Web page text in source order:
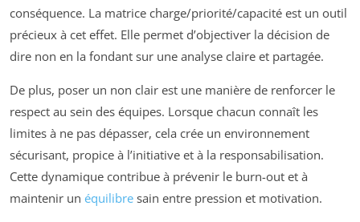
conséquence. La matrice charge/priorité/capacité est un outil
précieux à cet effet. Elle permet d’objectiver la décision de
dire non en la fondant sur une analyse claire et partagée.
De plus, poser un non clair est une manière de renforcer le
respect au sein des équipes. Lorsque chacun connaît les
limites à ne pas dépasser, cela crée un environnement
sécurisant, propice à l’initiative et à la responsabilisation.
Cette dynamique contribue à prévenir le burn-out et à
maintenir un équilibre sain entre pression et motivation.